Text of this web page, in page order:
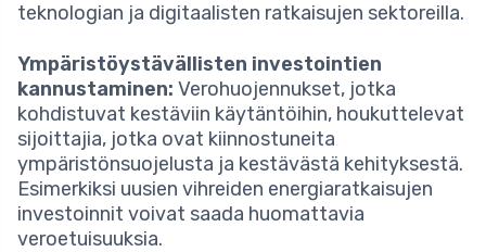
teknologian ja digitaalisten ratkaisujen sektoreilla.
Ympäristöystävällisten investointien
kannustaminen: Verohuojennukset, jotka
kohdistuvat kestäviin käytäntöihin, houkuttelevat
sijoittajia, jotka ovat kiinnostuneita
ympäristönsuojelusta ja kestävästä kehityksestä.
Esimerkiksi uusien vihreiden energiaratkaisujen
investoinnit voivat saada huomattavia
veroetuisuuksia.